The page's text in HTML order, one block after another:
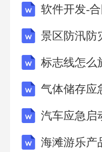
不能确定因果关
（RR）是衡量
算方法是暴露组
风险是不吸烟者
路：偏倚是指研
致研究结果偏离
软件开发-
景区防汛防
标志线怎么
气体储存应
汽车应急启
海滩游乐产